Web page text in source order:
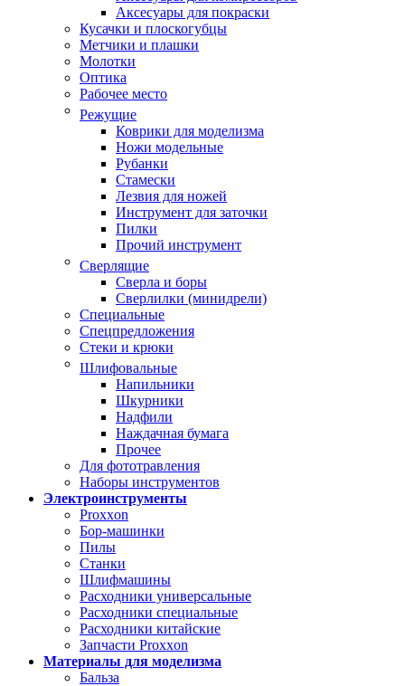
Аксесуары для покраски
Кусачки и плоскогубцы
Метчики и плашки
Молотки
Оптика
Рабочее место
Режущие
Коврики для моделизма
Ножи модельные
Рубанки
Стамески
Лезвия для ножей
Инструмент для заточки
Пилки
Прочий инструмент
Сверлящие
Сверла и боры
Сверлилки (минидрели)
Специальные
Спецпредложения
Стеки и крюки
Шлифовальные
Напильники
Шкурники
Надфили
Наждачная бумага
Прочее
Для фототравления
Наборы инструментов
Электроинструменты
Proxxon
Бор-машинки
Пилы
Станки
Шлифмашины
Расходники универсальные
Расходники специальные
Расходники китайские
Запчасти Proxxon
Материалы для моделизма
Бальза